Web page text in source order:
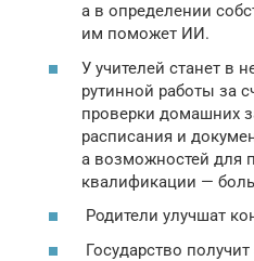
а в определении
им поможет ИИ.
У учителей станет в
рутинной работы за
проверки домашних
расписания и
а возможностей для
квалификации —
Родители улучшат
Государство